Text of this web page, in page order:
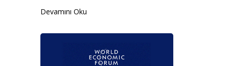
Devamını Oku